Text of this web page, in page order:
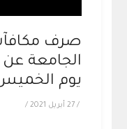
صرف
الجامعة
يوم الخميس 2021/4/
/27 أبريل 2021 /